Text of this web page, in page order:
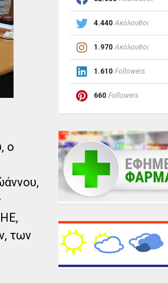
ο
των
4.440 Ακόλουθοι
1.970 Ακόλουθοι
1.610 Followers
660 Followers